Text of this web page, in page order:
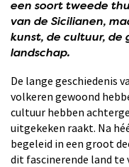
een soort tweede
van de Sicilianen,
kunst, de cultuur, de
landschap.
De lange geschiedenis
volkeren gewoond
cultuur hebben
uitgekeken raakt. Na
begeleid in een groot
dit fascinerende land